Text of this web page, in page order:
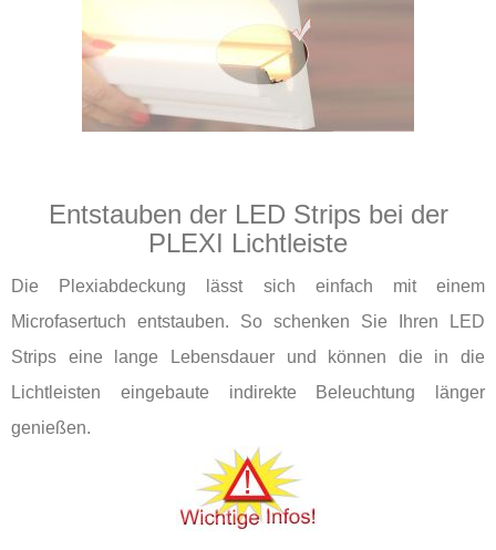
Entstauben der LED Strips bei der
PLEXI Lichtleiste
Die Plexiabdeckung lässt sich einfach mit einem
Microfasertuch entstauben. So schenken Sie Ihren LED
Strips eine lange Lebensdauer und können die in die
Lichtleisten eingebaute indirekte Beleuchtung länger
genießen.